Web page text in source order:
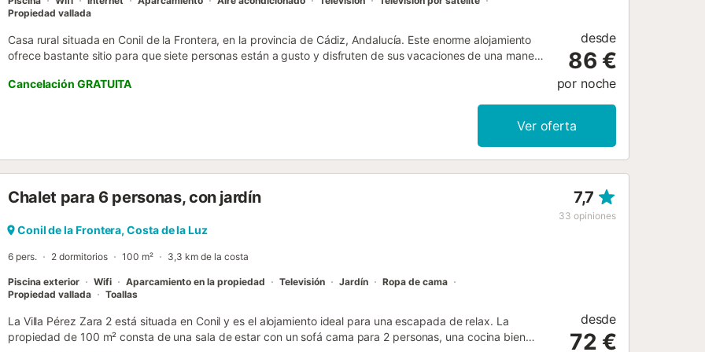
Propiedad vallada
Casa rural situada en Conil de la Frontera, en la provincia de Cádiz, Andalucía. Este enorme alojamiento
ofrece bastante sitio para que siete personas están a gusto y disfruten de sus vacaciones de una manera
cama de matrimonio, mientras que uno tiene dos camas individuales y el otro tres camas individuales. En
la villa también se encuentra un cuarto de baño con bañera. El espacioso salón comedor se compone de
una zona de estar y una cocina americana completamente equipada. La decoración de esta área mezcla
toques modernos con un aire rústico, típico de las zonas rurales. La calefacción está proporcionada por
una bomba de calor. La zona exterior está completamente vallada y acoge una enorme piscina privada
manjares o tomar refrescantes bebidas. El acceso a la casa es posible a través de un carril de 10
Cancelación GRATUITA
desde
86 €
por noche
Ver oferta
Chalet para 6 personas, con jardín 7,7
33 opiniones
Conil de la Frontera, Costa de la Luz
6 pers. 2 dormitorios 100 m² 3,3 km de la costa
Piscina exterior Wifi Aparcamiento en la propiedad Televisión Jardín
Ropa de cama
Propiedad vallada
Toallas
La Villa Pérez Zara 2 está situada en Conil y es el alojamiento ideal para una escapada de relax. La
propiedad de 100 m² consta de una sala de estar con un sofá cama para 2 personas, una cocina bien
desde
72 €